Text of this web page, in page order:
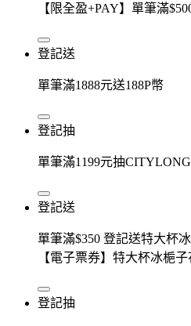
【限全盈+PAY】單筆滿
登記送
單筆滿1888元送188P幣
登記抽
單筆滿1199元抽
登記送
單筆滿$350 登記送特大杯
【電子票券】特大杯冰梔
登記抽